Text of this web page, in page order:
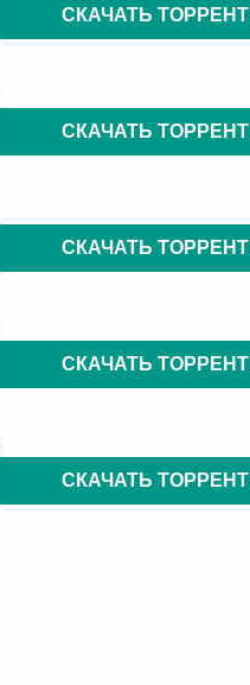
СКАЧАТЬ ТОРРЕНТ
СКАЧАТЬ ТОРРЕНТ
СКАЧАТЬ ТОРРЕНТ
СКАЧАТЬ ТОРРЕНТ
СКАЧАТЬ ТОРРЕНТ